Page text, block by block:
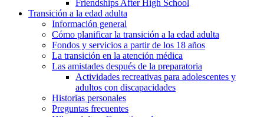
Friendships After High School
Transición a la edad adulta
Información general
Cómo planificar la transición a la edad adulta
Fondos y servicios a partir de los 18 años
La transición en la atención médica
Las amistades después de la preparatoria
Actividades recreativas para adolescentes y
adultos con discapacidades
Historias personales
Preguntas frecuentes